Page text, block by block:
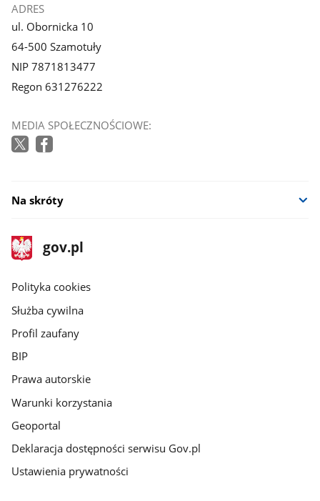
ADRES
ul. Obornicka 10
64-500 Szamotuły
NIP 7871813477
Regon 631276222
MEDIA SPOŁECZNOŚCIOWE:
Na skróty
stopka
gov.pl
Strona
gov.pl
gov.pl
Polityka cookies
Służba cywilna
Profil zaufany
BIP
Prawa autorskie
Warunki korzystania
Geoportal
Deklaracja dostępności serwisu Gov.pl
Ustawienia prywatności